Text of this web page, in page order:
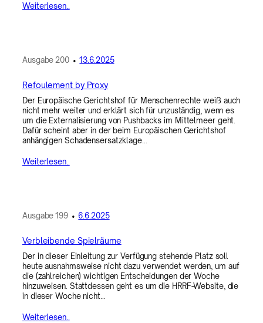
Weiterlesen..
Ausgabe 200•13.6.2025
Refoulement by Proxy
Der Europäische Gerichtshof für Menschenrechte weiß auch
nicht mehr weiter und erklärt sich für unzuständig, wenn es
um die Externalisierung von Pushbacks im Mittelmeer geht.
Dafür scheint aber in der beim Europäischen Gerichtshof
anhängigen Schadensersatzklage…
Weiterlesen..
Ausgabe199•6.6.2025
Verbleibende Spielräume
Der in dieser Einleitung zur Verfügung stehende Platz soll
heute ausnahmsweise nicht dazu verwendet werden, um auf
die (zahlreichen) wichtigen Entscheidungen der Woche
hinzuweisen. Stattdessen geht es um die HRRF-Website, die
in dieser Woche nicht…
Weiterlesen..